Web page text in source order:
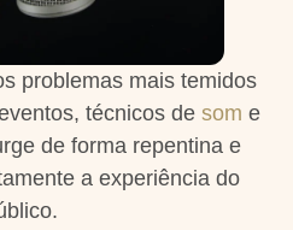
problemas mais temidos
técnicos de som e
de forma repentina e
a experiência do